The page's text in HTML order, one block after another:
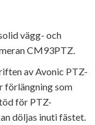
vägg- och
CM93PTZ.
av Avonic PTZ-
förlängning som
för PTZ-
döljas inuti fästet.